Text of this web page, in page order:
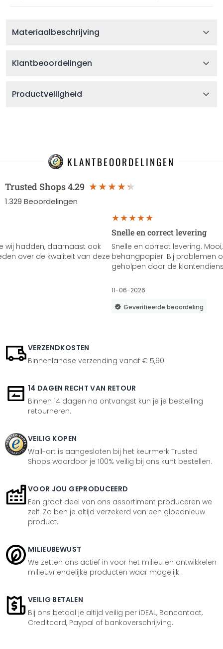
Materiaalbeschrijving
Klantbeoordelingen
Productveiligheid
KLANTBEOORDELINGEN
Trusted Shops4.29
1.329 Beoordelingen
wij hadden, daarnaast ook
over de kwaliteit van deze
Snelle en correct levering
Snelle en correct levering.
behangpapier. Bij problemen
geholpen door de
11-06-2026
Geverifieerde beoordeling
VERZENDKOSTEN
Binnenlandse verzending vanaf € 5,90.
14 DAGEN RECHT VAN RETOUR
Binnen 14 dagen na ontvangst kun je je bestelling
retourneren.
VEILIG KOPEN
Wall-art is aangesloten bij het keurmerk Trusted
Shops waardoor je 100% veilig bij ons kunt bestellen.
VOOR JOU GEPRODUCEERD
Een groot deel van ons assortiment produceren we
zelf. Zo ben je altijd verzekerd van een gloednieuw
product.
MILIEUBEWUST
We zetten ons actief in voor het milieu en ontwikkelen
milieuvriendelijke producten waar mogelijk.
VEILIG BETALEN
Bij ons betaal je altijd veilig per iDEAL, Bancontact,
Creditcard, Paypal of bankoverschrijving.